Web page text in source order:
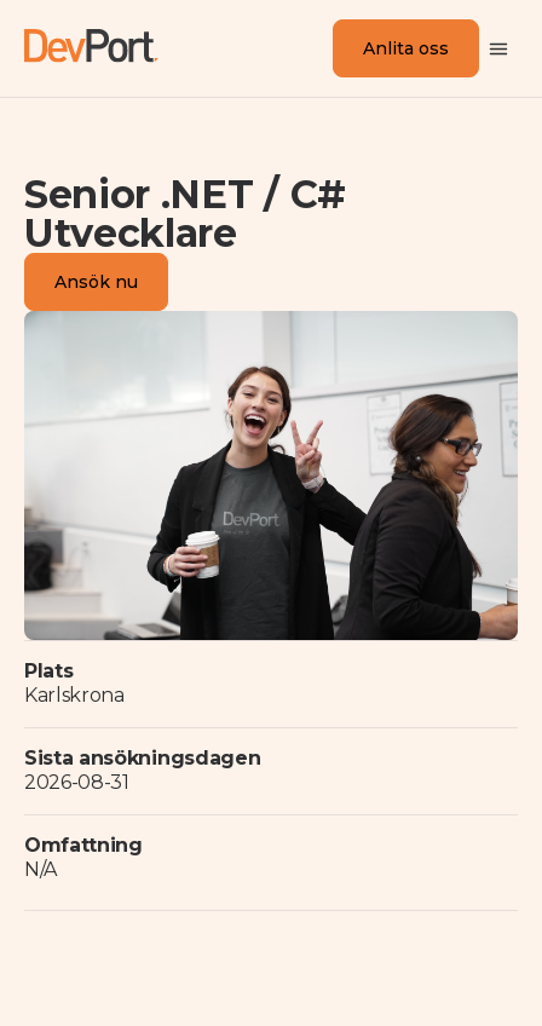
Anlita oss
Senior .NET / C#
Utvecklare
Ansök nu
Plats
Karlskrona
Sista ansökningsdagen
2026-08-31
Omfattning
N/A